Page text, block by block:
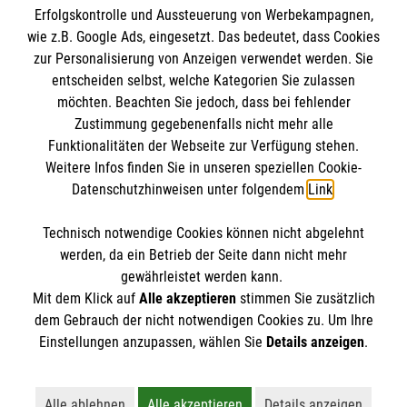
9 Unterrichtseinheiten à 45 Minuten
Jetzt Kurs buchen: Erste-Hilfe in
Bildungseinrichtungen
Impressum
Datenschutz
Barrierefreiheit
Kontakt
Die Malteser
Malteser in Deutschland
Malteserorden
Sharepoint
Spendenkonto
Bank: Pax-Bank für Kirche und Caritas eG
IBAN: DE26 3706 0120 1201 2260 11
BIC: GENODED1PA7
So finden Sie uns
Alte Poststraße 1A
09456 Annaberg-Buchholz
Email:jana.hering@malteser.org
Der Malteser Hilfsdienst e.V. ist als eingetragene
Gewerbesteuer befreit.
Erfolgskontrolle und Aussteuerung von Werbekampagnen,
wie z.B. Google Ads, eingesetzt. Das bedeutet, dass Cookies
zur Personalisierung von Anzeigen verwendet werden. Sie
entscheiden selbst, welche Kategorien Sie zulassen
möchten. Beachten Sie jedoch, dass bei fehlender
Zustimmung gegebenenfalls nicht mehr alle
Funktionalitäten der Webseite zur Verfügung stehen.
Weitere Infos finden Sie in unseren speziellen Cookie-
Datenschutzhinweisen unter folgendem Link.
Technisch notwendige Cookies können nicht abgelehnt
werden, da ein Betrieb der Seite dann nicht mehr
gewährleistet werden kann.
Mit dem Klick auf Alle akzeptierenstimmen Sie zusätzlich
dem Gebrauch der nicht notwendigen Cookies zu. Um Ihre
Einstellungen anzupassen, wählen Sie Details anzeigen.